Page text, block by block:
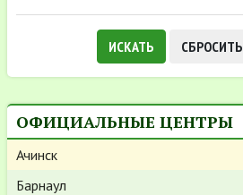
ИСКАТЬ СБРОСИТЬ
ОФИЦИАЛЬНЫЕ ЦЕНТРЫ
Ачинск
Барнаул